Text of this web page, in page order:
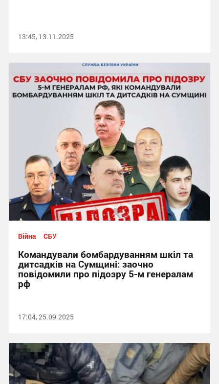
13:45, 13.11.2025
Війна СБУ
Командували бомбардуванням шкіл та
дитсадків на Сумщині: заочно
повідомили про підозру 5-м генералам
рф
17:04, 25.09.2025